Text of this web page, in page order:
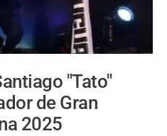
"Tato"
de Gran
2025